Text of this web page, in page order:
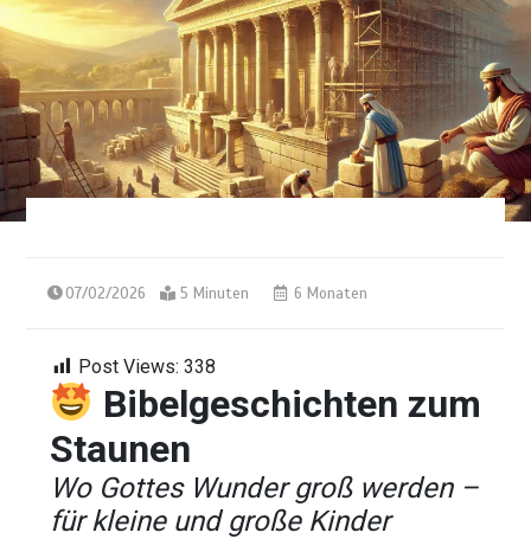
07/02/2026 5 Minuten 6 Monaten
Post Views: 338
Bibelgeschichten zum
Staunen
Wo Gottes Wunder groß werden –
für kleine und große Kinder